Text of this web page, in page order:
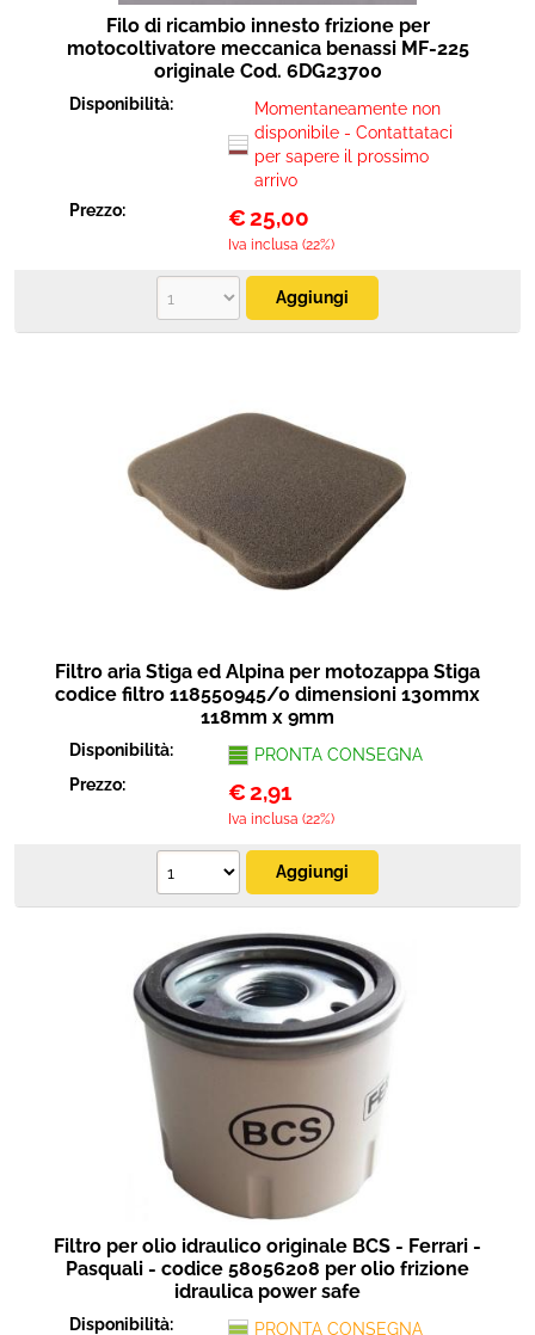
Filo di ricambio innesto frizione per
motocoltivatore meccanica benassi MF-225
originale Cod. 6DG23700
Disponibilità:
Momentaneamente non
disponibile - Contattataci
per sapere il prossimo
arrivo
Prezzo:
€25,00
Iva inclusa (22%)
Filtro aria Stiga ed Alpina per motozappa Stiga
codice filtro 118550945/0 dimensioni 130mmx
118mm x 9mm
Disponibilità:
PRONTA CONSEGNA
Prezzo:
€2,91
Iva inclusa (22%)
Filtro per olio idraulico originale BCS - Ferrari -
Pasquali - codice 58056208 per olio frizione
idraulica power safe
Disponibilità: PRONTA CONSEGNA